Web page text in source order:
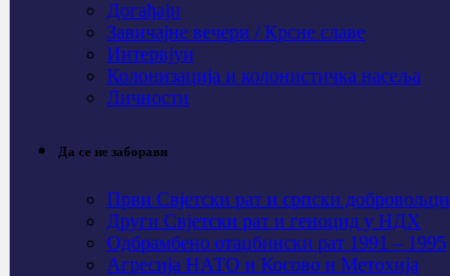
Догађаји
Завичајне вечери / Крсне славе
Интервјуи
Колонизација и колонистичка насеља
Личности
Да се не заборави
Први Свјeтски рат и српски добровољци
Други Свјетски рат и геноцид у НДХ
Одбрамбено отаџбински рат 1991 – 1995
Агресија НАТО и Косово и Метохија